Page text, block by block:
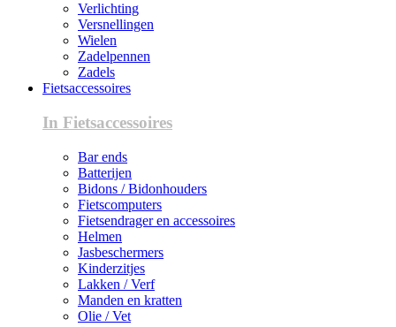
Verlichting
Versnellingen
Wielen
Zadelpennen
Zadels
Fietsaccessoires
In Fietsaccessoires
Bar ends
Batterijen
Bidons / Bidonhouders
Fietscomputers
Fietsendrager en accessoires
Helmen
Jasbeschermers
Kinderzitjes
Lakken / Verf
Manden en kratten
Olie / Vet